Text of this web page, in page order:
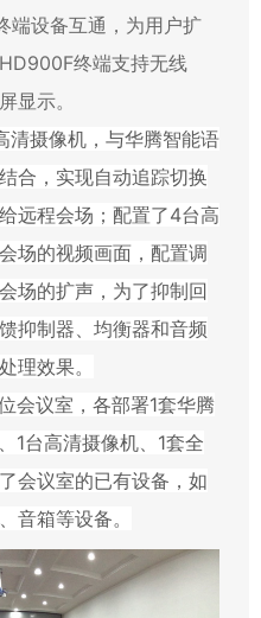
端设备互通，为用户扩
HD900F终端支持无线
显示。
清摄像机，与华腾智能语
结合，实现自动追踪切换
远程会场；配置了4台高
场的视频画面，配置调
场的扩声，为了抑制回
抑制器、均衡器和音频
理效果。
会议室，各部署1套华腾
、 1台高清摄像机、 1套全
会议室的已有设备，如
音箱等设备。